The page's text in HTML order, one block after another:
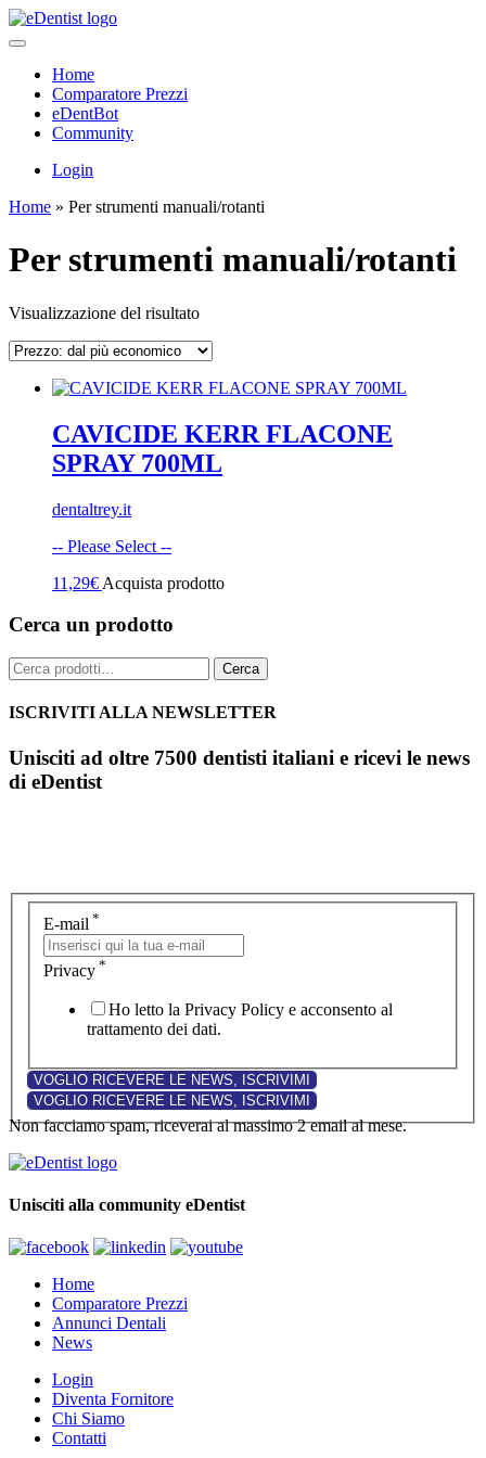
Home
Comparatore Prezzi
eDentBot
Community
Login
Home » Per strumenti manuali/rotanti
Per strumenti manuali/rotanti
Visualizzazione del risultato
CAVICIDE KERR FLACONE
SPRAY 700ML
dentaltrey.it
-- Please Select --
11,29€ Acquista prodotto
Cerca un prodotto
Cerca: Cerca
ISCRIVITI ALLA NEWSLETTER
Unisciti ad oltre 7500 dentisti italiani e ricevi le news
di eDentist
E-mail *
Privacy *
Ho letto la Privacy Policy e acconsento al
trattamento dei dati.
Non facciamo spam, riceverai al massimo 2 email al mese.
Unisciti alla community eDentist
Home
Comparatore Prezzi
Annunci Dentali
News
Login
Diventa Fornitore
Chi Siamo
Contatti